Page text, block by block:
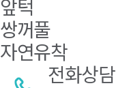
앞턱
쌍꺼풀
자연유착
전화상담